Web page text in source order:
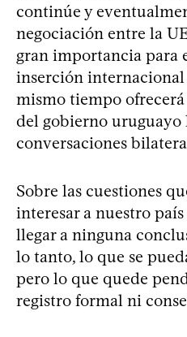
continúe y
negociación entre la
gran importancia para
inserción internacional
mismo tiempo
del gobierno
conversaciones
Sobre las cuestiones
interesar a nuestro
llegar a ninguna
lo tanto, lo que se
pero lo que quede
registro formal ni